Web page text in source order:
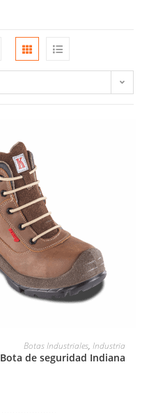
Botas Industriales,Industria
Bota de seguridad Indiana